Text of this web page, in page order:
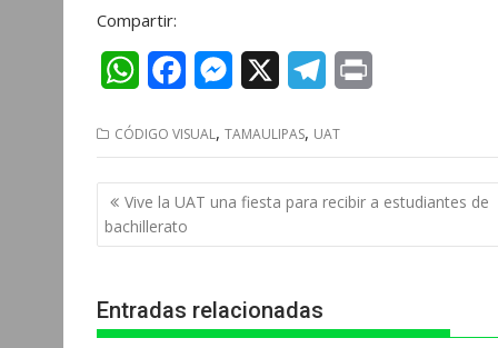
Compartir:
W
a
t
s
p
c
e
b
k
s
s
e
l
e
m
n
CÓDIGO VISUAL, TAMAULIPAS, UAT
Navegación
de
entradas
Vive la UAT una fiesta para recibir a estudiantes de
bachillerato
Entradas relacionadas